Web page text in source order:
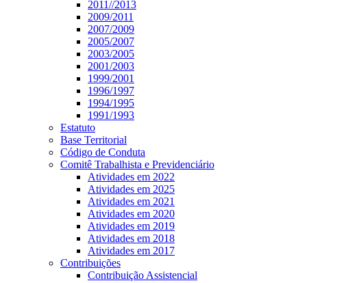
2011//2013
2009/2011
2007/2009
2005/2007
2003/2005
2001/2003
1999/2001
1996/1997
1994/1995
1991/1993
Estatuto
Base Territorial
Código de Conduta
Comitê Trabalhista e Previdenciário
Atividades em 2022
Atividades em 2025
Atividades em 2021
Atividades em 2020
Atividades em 2019
Atividades em 2018
Atividades em 2017
Contribuições
Contribuição Assistencial